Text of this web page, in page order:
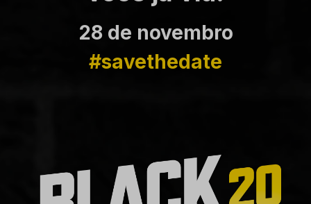
28 de novembro
#savethedate